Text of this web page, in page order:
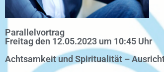
Parallelvortrag
Freitag den 12.05.2023 um 10:45 Uhr
Achtsamkeit und Spiritualität –